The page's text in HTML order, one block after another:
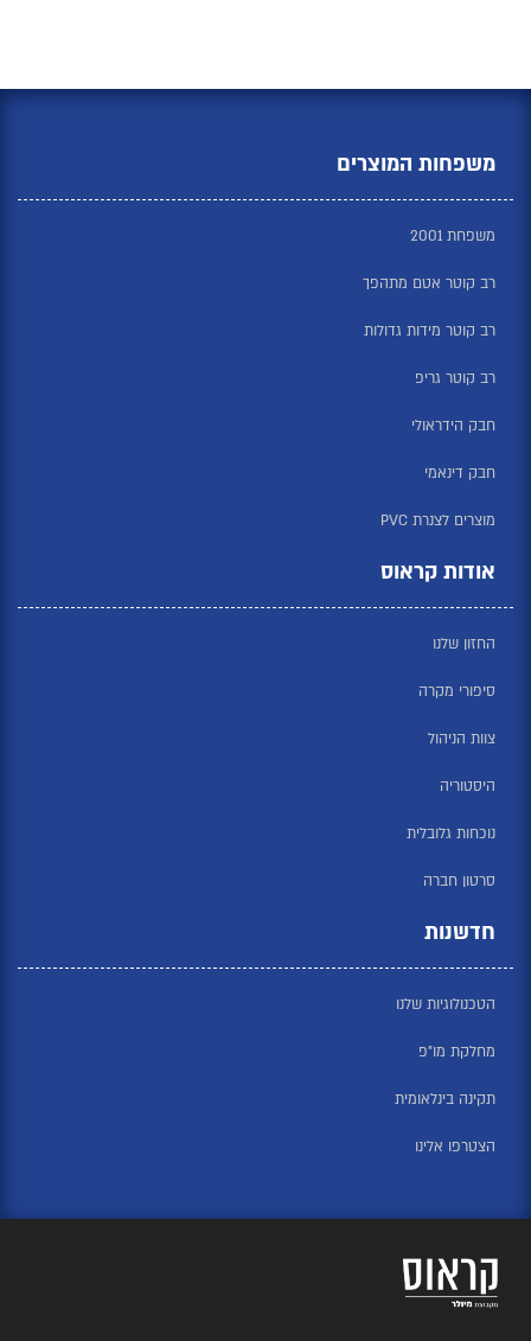
משפחות המוצרים
משפחת 2001
רב קוטר אטם מתהפך
רב קוטר מידות גדולות
רב קוטר גריפ
חבק הידראולי
חבק דינאמי
מוצרים לצנרת PVC
אודות קראוס
החזון שלנו
סיפורי מקרה
צוות הניהול
היסטוריה
נוכחות גלובלית
סרטון חברה
חדשנות
הטכנולוגיות שלנו
מחלקת מו”פ
תקינה בינלאומית
הצטרפו אלינו